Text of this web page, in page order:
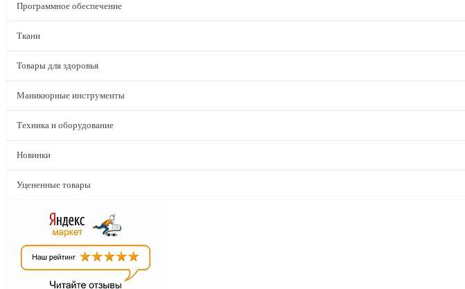
Программное обеспечение
Ткани
Товары для здоровья
Маникюрные инструменты
Техника и оборудование
Новинки
Уцененные товары